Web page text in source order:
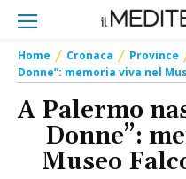
Home Cronaca Province
Donne”: memoria viva nel
A Palermo
Donne”:
Museo